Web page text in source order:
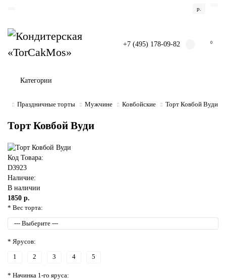
р.
+7 (495) 178-09-82 0
Категории
Праздничные торты Мужчине Ковбойские Торт Ковбой Вуди
Торт Ковбой Вуди
Код Товара:
D3923
Наличие:
В наличии
1850 р.
* Вес торта:
* Ярусов:
1 2 3 4 5
* Начинка 1-го яруса: